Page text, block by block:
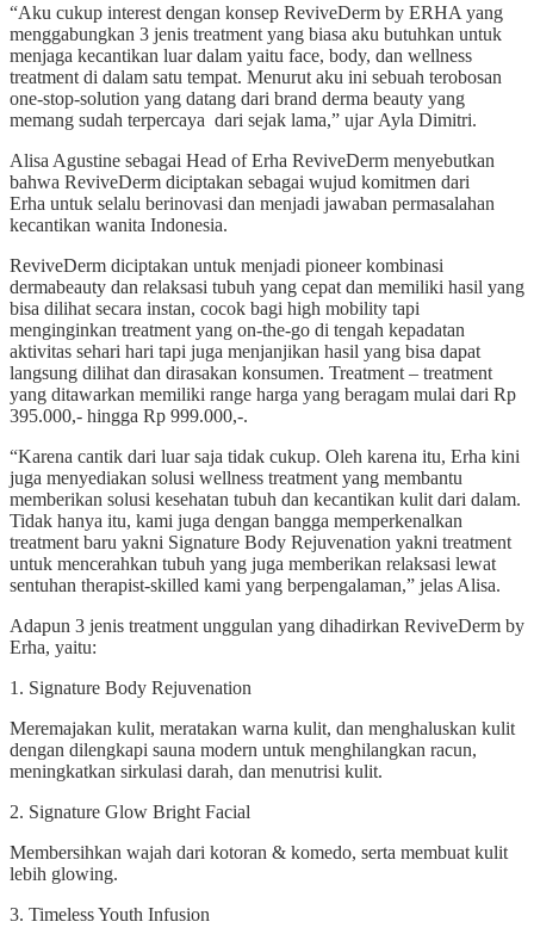
“Aku cukup interest dengan konsep ReviveDerm by ERHA yang
menggabungkan 3 jenis treatment yang biasa aku butuhkan untuk
menjaga kecantikan luar dalam yaitu face, body, dan wellness
treatment di dalam satu tempat. Menurut aku ini sebuah terobosan
one-stop-solution yang datang dari brand derma beauty yang
memang sudah terpercaya dari sejak lama,” ujar Ayla Dimitri.
Alisa Agustine sebagai Head of Erha ReviveDerm menyebutkan
bahwa ReviveDerm diciptakan sebagai wujud komitmen dari
Erha untuk selalu berinovasi dan menjadi jawaban permasalahan
kecantikan wanita Indonesia.
ReviveDerm diciptakan untuk menjadi pioneer kombinasi
dermabeauty dan relaksasi tubuh yang cepat dan memiliki hasil yang
bisa dilihat secara instan, cocok bagi high mobility tapi
menginginkan treatment yang on-the-go di tengah kepadatan
aktivitas sehari hari tapi juga menjanjikan hasil yang bisa dapat
langsung dilihat dan dirasakan konsumen. Treatment – treatment
yang ditawarkan memiliki range harga yang beragam mulai dari Rp
395.000,- hingga Rp 999.000,-.
“Karena cantik dari luar saja tidak cukup. Oleh karena itu, Erha kini
juga menyediakan solusi wellness treatment yang membantu
memberikan solusi kesehatan tubuh dan kecantikan kulit dari dalam.
Tidak hanya itu, kami juga dengan bangga memperkenalkan
treatment baru yakni Signature Body Rejuvenation yakni treatment
untuk mencerahkan tubuh yang juga memberikan relaksasi lewat
sentuhan therapist-skilled kami yang berpengalaman,” jelas Alisa.
Adapun 3 jenis treatment unggulan yang dihadirkan ReviveDerm by
Erha, yaitu:
1. Signature Body Rejuvenation
Meremajakan kulit, meratakan warna kulit, dan menghaluskan kulit
dengan dilengkapi sauna modern untuk menghilangkan racun,
meningkatkan sirkulasi darah, dan menutrisi kulit.
2. Signature Glow Bright Facial
Membersihkan wajah dari kotoran & komedo, serta membuat kulit
lebih glowing.
3. Timeless Youth Infusion